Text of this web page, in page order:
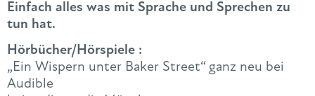
Einfach alles was mit Sprache und Sprechen zu
tun hat.
Hörbücher/Hörspiele :
„Ein Wispern unter Baker Street“ ganz neu bei
Audible